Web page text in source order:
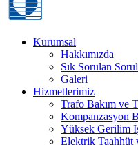
Kurumsal
Hakkımızda
Sık Sorulan
Galeri
Hizmetlerimiz
Trafo Bakım ve
Kompanzasyon
Yüksek Gerilim
Elektrik Taahhüt